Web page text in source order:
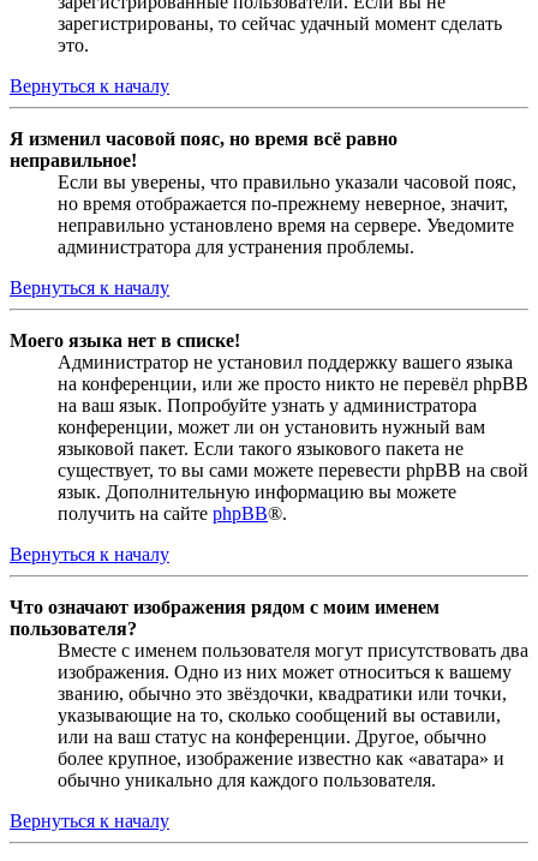
зарегистрированы, то сейчас удачный момент сделать
это.
Вернуться к началу
Я изменил часовой пояс, но время всё равно
неправильное!
Если вы уверены, что правильно указали часовой пояс,
но время отображается по-прежнему неверное, значит,
неправильно установлено время на сервере. Уведомите
администратора для устранения проблемы.
Вернуться к началу
Моего языка нет в списке!
Администратор не установил поддержку вашего языка
на конференции, или же просто никто не перевёл phpBB
на ваш язык. Попробуйте узнать у администратора
конференции, может ли он установить нужный вам
языковой пакет. Если такого языкового пакета не
существует, то вы сами можете перевести phpBB на свой
язык. Дополнительную информацию вы можете
получить на сайте phpBB®.
Вернуться к началу
Что означают изображения рядом с моим именем
пользователя?
Вместе с именем пользователя могут присутствовать два
изображения. Одно из них может относиться к вашему
званию, обычно это звёздочки, квадратики или точки,
указывающие на то, сколько сообщений вы оставили,
или на ваш статус на конференции. Другое, обычно
более крупное, изображение известно как «аватара» и
обычно уникально для каждого пользователя.
Вернуться к началу